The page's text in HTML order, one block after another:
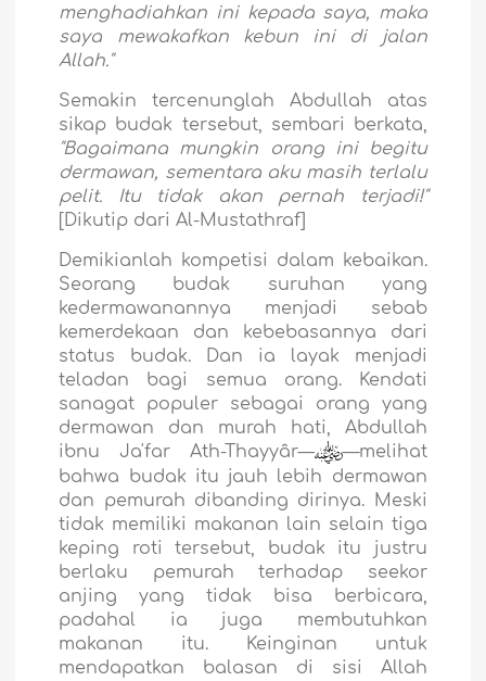
menghadiahkan ini kepada saya, maka
saya mewakafkan kebun ini di jalan
Allah."
Semakin tercenunglah Abdullah atas
sikap budak tersebut, sembari berkata,
"Bagaimana mungkin orang ini begitu
dermawan, sementara aku masih terlalu
pelit. Itu tidak akan pernah terjadi!"
[Dikutip dari Al-Mustathraf]
Demikianlah kompetisi dalam kebaikan.
Seorang budak suruhan yang
kedermawanannya menjadi sebab
kemerdekaan dan kebebasannya dari
status budak. Dan ia layak menjadi
teladan bagi semua orang. Kendati
sanagat populer sebagai orang yang
dermawan dan murah hati, Abdullah
ibnu Ja'far Ath-Thayyâr—
—melihat
bahwa budak itu jauh lebih dermawan
dan pemurah dibanding dirinya. Meski
tidak memiliki makanan lain selain tiga
keping roti tersebut, budak itu justru
berlaku pemurah terhadap seekor
anjing yang tidak bisa berbicara,
padahal ia juga membutuhkan
makanan itu. Keinginan untuk
mendapatkan balasan di sisi Allah